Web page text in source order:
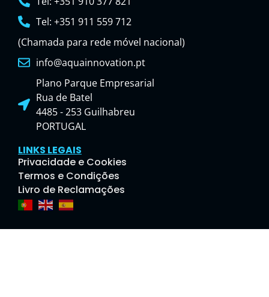
Tel: +351 911 559 712
(Chamada para rede móvel nacional)
info@aquainnovation.pt
Plano Parque Empresarial
Rua de Batel
4485 - 253 Guilhabreu
PORTUGAL
LINKS LEGAIS
Privacidade e Cookies
Termos e Condições
Livro de Reclamações